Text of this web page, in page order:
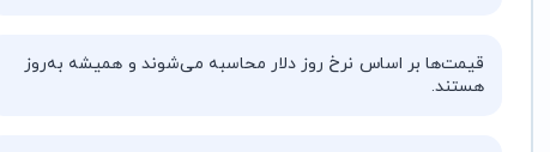
قیمت‌ها بر اساس نرخ روز دلار محاسبه می‌شوند و همیشه به‌روز
هستند.